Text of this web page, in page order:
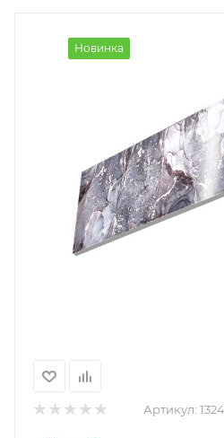
Новинка
Артикул: